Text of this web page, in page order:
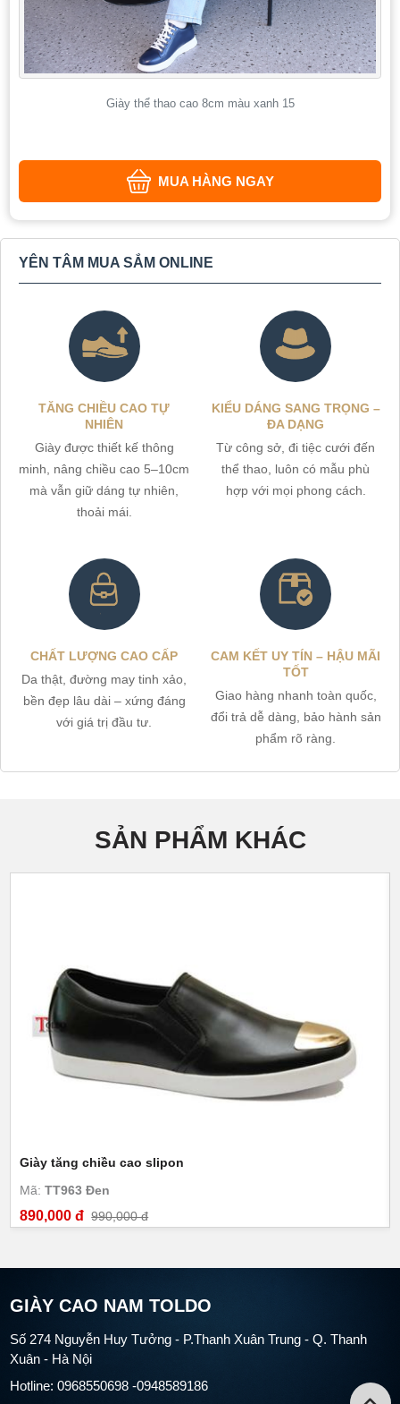
Giày thể thao cao 8cm màu xanh 15
MUA HÀNG NGAY
YÊN TÂM MUA SẮM ONLINE
TĂNG CHIỀU CAO TỰ
NHIÊN
Giày được thiết kế thông
minh, nâng chiều cao 5–10cm
mà vẫn giữ dáng tự nhiên,
thoải mái.
KIỂU DÁNG SANG TRỌNG –
ĐA DẠNG
Từ công sở, đi tiệc cưới đến
thể thao, luôn có mẫu phù
hợp với mọi phong cách.
CHẤT LƯỢNG CAO CẤP
Da thật, đường may tinh xảo,
bền đẹp lâu dài – xứng đáng
với giá trị đầu tư.
CAM KẾT UY TÍN – HẬU MÃI
TỐT
Giao hàng nhanh toàn quốc,
đổi trả dễ dàng, bảo hành sản
phẩm rõ ràng.
SẢN PHẨM KHÁC
Giày tăng chiều cao slipon
Mã:TT963 Đen
890,000 đ 990,000 đ
GIÀY CAO NAM TOLDO
Số 274 Nguyễn Huy Tưởng - P.Thanh Xuân Trung - Q. Thanh
Xuân - Hà Nội
Hotline: 0968550698 -0948589186